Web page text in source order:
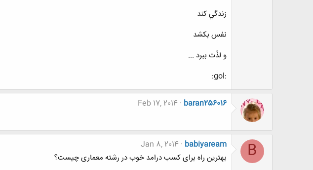
زندگي كند
نفس بكشد
و لذّت ببرد ...
:gol:
baran256016
Feb 17, 2014
B
babiyaream
Jan 8, 2014
بهترین راه برای کسب درامد خوب در رشته معماری چیست؟